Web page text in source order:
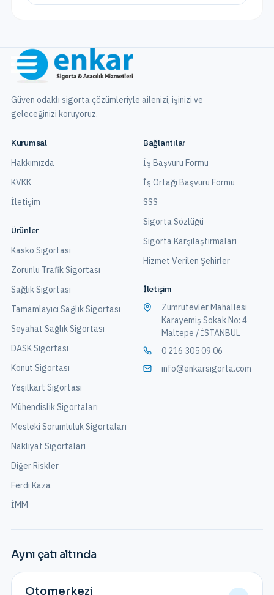
Güven odaklı sigorta çözümleriyle ailenizi, işinizi ve
geleceğinizi koruyoruz.
Kurumsal
Hakkımızda
KVKK
İletişim
Ürünler
Kasko Sigortası
Zorunlu Trafik Sigortası
Sağlık Sigortası
Tamamlayıcı Sağlık Sigortası
Seyahat Sağlık Sigortası
DASK Sigortası
Konut Sigortası
Yeşilkart Sigortası
Mühendislik Sigortaları
Mesleki Sorumluluk Sigortaları
Nakliyat Sigortaları
Diğer Riskler
Ferdi Kaza
İMM
Bağlantılar
İş Başvuru Formu
İş Ortağı Başvuru Formu
SSS
Sigorta Sözlüğü
Sigorta Karşılaştırmaları
Hizmet Verilen Şehirler
İletişim
Zümrütevler Mahallesi
Karayemiş Sokak No: 4
Maltepe / İSTANBUL
0 216 305 09 06
info@enkarsigorta.com
Aynı çatı altında
Otomerkezi